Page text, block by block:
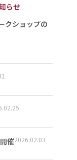
らせ
クショップの
催2026.02.03